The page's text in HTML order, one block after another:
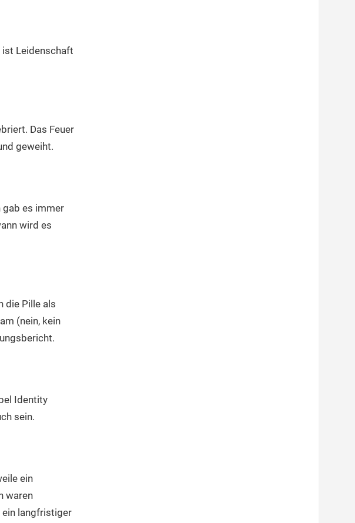
ist Leidenschaft
Das Feuer
geweiht.
gab es immer
wird es
die Pille als
(nein, kein
Identity
sein.
ein
waren
ein langfristiger